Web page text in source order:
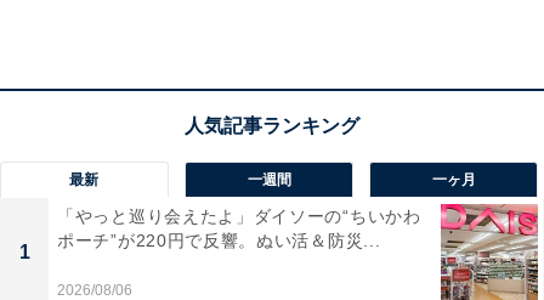
うコメントが寄せられました。
最新 一週間 一ヶ月
1
「やっと巡り会えたよ」ダイソーの“ちいかわ
ポーチ”が220円で反響。ぬい活＆防災...
2026/08/06